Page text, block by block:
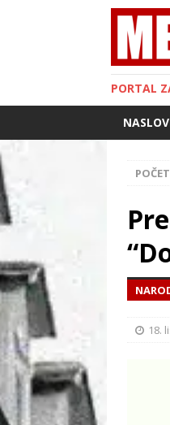
PORTAL
18.